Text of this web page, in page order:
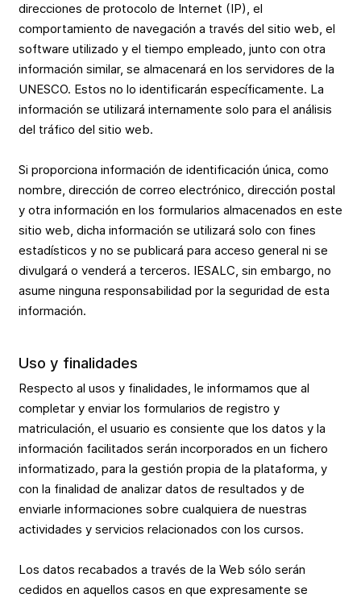
direcciones de protocolo de Internet (IP), el
comportamiento de navegación a través del sitio web, el
software utilizado y el tiempo empleado, junto con otra
información similar, se almacenará en los servidores de la
UNESCO. Estos no lo identificarán específicamente. La
información se utilizará internamente solo para el análisis
del tráfico del sitio web.
Si proporciona información de identificación única, como
nombre, dirección de correo electrónico, dirección postal
y otra información en los formularios almacenados en este
sitio web, dicha información se utilizará solo con fines
estadísticos y no se publicará para acceso general ni se
divulgará o venderá a terceros. IESALC, sin embargo, no
asume ninguna responsabilidad por la seguridad de esta
información.
Uso y finalidades
Respecto al usos y finalidades, le informamos que al
completar y enviar los formularios de registro y
matriculación, el usuario es consiente que los datos y la
información facilitados serán incorporados en un fichero
informatizado, para la gestión propia de la plataforma, y
con la finalidad de analizar datos de resultados y de
enviarle informaciones sobre cualquiera de nuestras
actividades y servicios relacionados con los cursos.
Los datos recabados a través de la Web sólo serán
cedidos en aquellos casos en que expresamente se